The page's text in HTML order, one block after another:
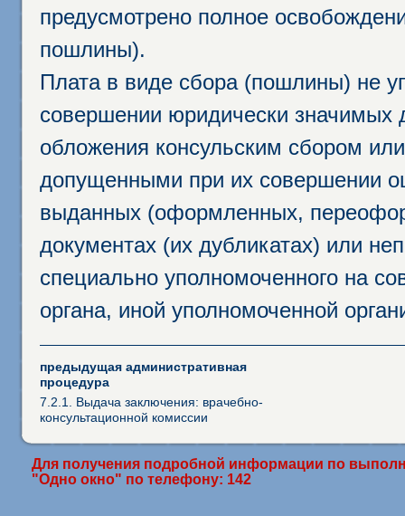
предусмотрено полное
пошлины).
Плата в виде сбора (пошлины) не
совершении юридически
обложения консульским сбором
допущенными при их совершении
выданных (оформленных,
документах (их дубликатах) или
специально уполномоченного на
органа, иной уполномоченной
предыдущая административная
процедура
7.2.1. Выдача заключения: врачебно-
консультационной комиссии
Для получения подробной информации по
"Одно окно" по телефону: 142